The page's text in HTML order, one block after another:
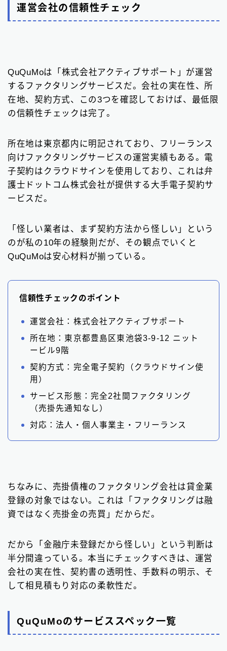
運営会社の信頼性チェック
QuQuMoは「株式会社アクティブサポート」が運営
するファクタリングサービスだ。会社の実在性、所
在地、契約方式、この3つを確認しておけば、最低限
の信頼性チェックは完了。
所在地は東京都内に明記されており、フリーランス
向けファクタリングサービスの運営実績もある。電
子契約はクラウドサインを使用しており、これは弁
護士ドットコム株式会社が提供する大手電子契約サ
ービスだ。
「怪しい業者は、まず契約方法から怪しい」という
のが私の10年の経験則だが、その観点でいくと
QuQuMoは安心材料が揃っている。
信頼性チェックのポイント
運営会社：株式会社アクティブサポート
所在地：東京都豊島区東池袋3-9-12 ニット
ービル9階
契約方式：完全電子契約（クラウドサイン使
用）
サービス形態：完全2社間ファクタリング
（売掛先通知なし）
対応：法人・個人事業主・フリーランス
ちなみに、売掛債権のファクタリング会社は貸金業
登録の対象ではない。これは「ファクタリングは融
資ではなく売掛金の売買」だからだ。
だから「金融庁未登録だから怪しい」という判断は
半分間違っている。本当にチェックすべきは、運営
会社の実在性、契約書の透明性、手数料の明示、そ
して相見積もり対応の柔軟性だ。
QuQuMoのサービススペック一覧